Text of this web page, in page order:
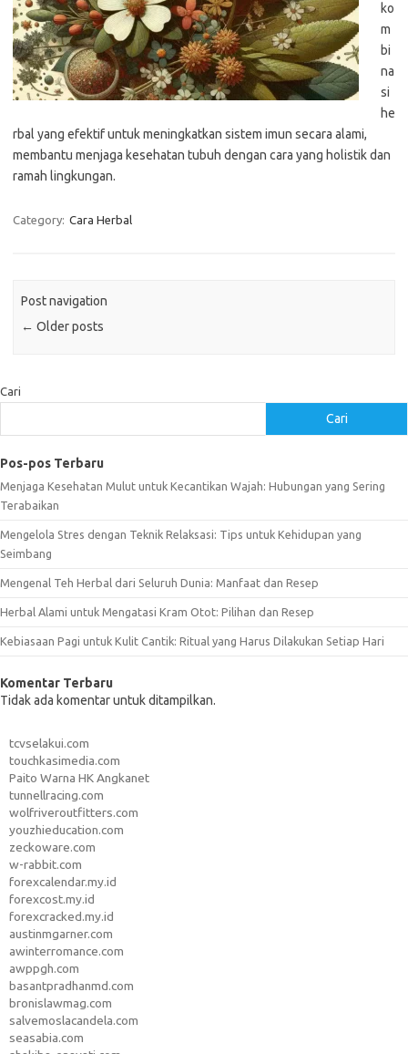
ko
m
bi
na
si
he
rbal yang efektif untuk meningkatkan sistem imun secara alami,
membantu menjaga kesehatan tubuh dengan cara yang holistik dan
ramah lingkungan.
Category: Cara Herbal
Post navigation
← Older posts
Cari
Cari
Pos-pos Terbaru
Menjaga Kesehatan Mulut untuk Kecantikan Wajah: Hubungan yang Sering
Terabaikan
Mengelola Stres dengan Teknik Relaksasi: Tips untuk Kehidupan yang
Seimbang
Mengenal Teh Herbal dari Seluruh Dunia: Manfaat dan Resep
Herbal Alami untuk Mengatasi Kram Otot: Pilihan dan Resep
Kebiasaan Pagi untuk Kulit Cantik: Ritual yang Harus Dilakukan Setiap Hari
Komentar Terbaru
Tidak ada komentar untuk ditampilkan.
tcvselakui.com
touchkasimedia.com
Paito Warna HK Angkanet
tunnellracing.com
wolfriveroutfitters.com
youzhieducation.com
zeckoware.com
w-rabbit.com
forexcalendar.my.id
forexcost.my.id
forexcracked.my.id
austinmgarner.com
awinterromance.com
awppgh.com
basantpradhanmd.com
bronislawmag.com
salvemoslacandela.com
seasabia.com